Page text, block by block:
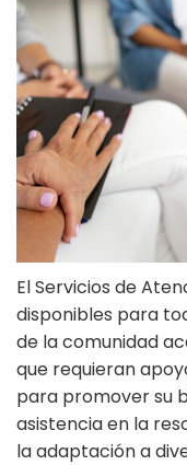
El Servicios de
disponibles para
de la comunidad
que requieran
para promover su
asistencia en la
la adaptación a